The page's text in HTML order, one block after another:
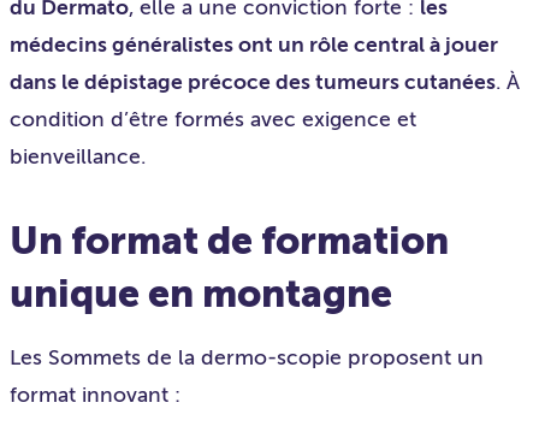
du Dermato, elle a une conviction forte : les
médecins généralistes ont un rôle central à jouer
dans le dépistage précoce des tumeurs cutanées. À
condition d’être formés avec exigence et
bienveillance.
Un format de formation
unique en montagne
Les Sommets de la dermo-scopie proposent un
format innovant :